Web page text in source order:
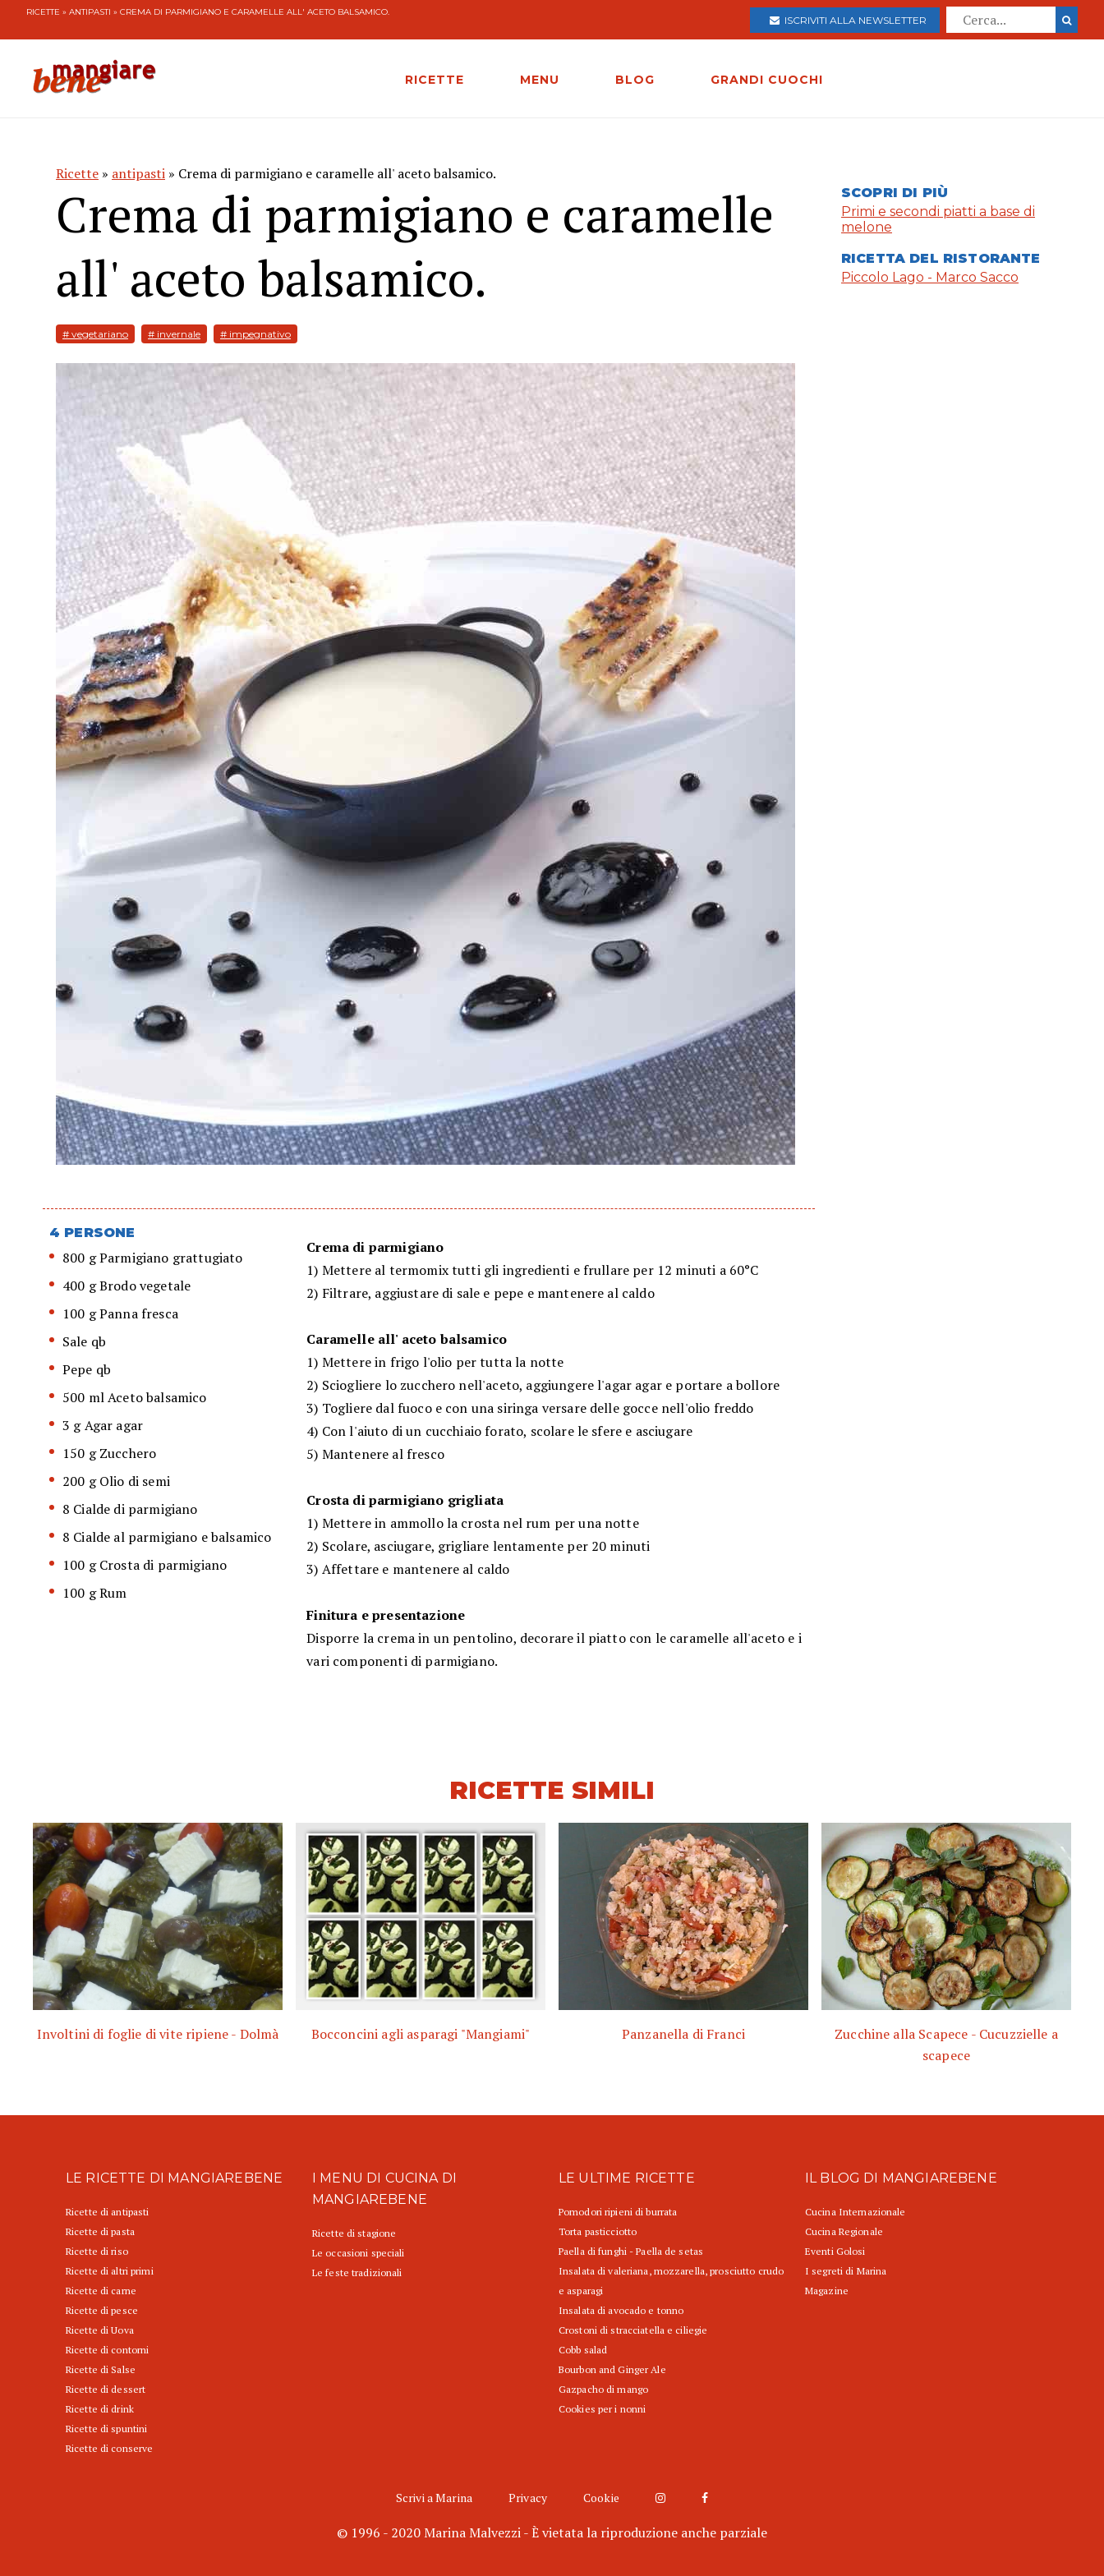
RICETTE » ANTIPASTI » CREMA DI PARMIGIANO E CARAMELLE ALL' ACETO BALSAMICO.
ISCRIVITI ALLA NEWSLETTER
RICETTE MENU BLOG GRANDI CUOCHI
Ricette » antipasti » Crema di parmigiano e caramelle all' aceto balsamico.
Crema di parmigiano e caramelle
all' aceto balsamico.
# vegetariano # invernale # impegnativo
4 PERSONE
800 g Parmigiano grattugiato
400 g Brodo vegetale
100 g Panna fresca
Sale qb
Pepe qb
500 ml Aceto balsamico
3 g Agar agar
150 g Zucchero
200 g Olio di semi
8 Cialde di parmigiano
8 Cialde al parmigiano e balsamico
100 g Crosta di parmigiano
100 g Rum
Crema di parmigiano
1) Mettere al termomix tutti gli ingredienti e frullare per 12 minuti a 60°C
2) Filtrare, aggiustare di sale e pepe e mantenere al caldo
Caramelle all' aceto balsamico
1) Mettere in frigo l'olio per tutta la notte
2) Sciogliere lo zucchero nell'aceto, aggiungere l'agar agar e portare a bollore
3) Togliere dal fuoco e con una siringa versare delle gocce nell'olio freddo
4) Con l'aiuto di un cucchiaio forato, scolare le sfere e asciugare
5) Mantenere al fresco
Crosta di parmigiano grigliata
1) Mettere in ammollo la crosta nel rum per una notte
2) Scolare, asciugare, grigliare lentamente per 20 minuti
3) Affettare e mantenere al caldo
Finitura e presentazione
Disporre la crema in un pentolino, decorare il piatto con le caramelle all'aceto e i
vari componenti di parmigiano.
SCOPRI DI PIÙ
Primi e secondi piatti a base di
melone
RICETTA DEL RISTORANTE
Piccolo Lago - Marco Sacco
RICETTE SIMILI
Involtini di foglie di vite ripiene - Dolmà Bocconcini agli asparagi "Mangiami" Panzanella di Franci
Zucchine alla Scapece - Cucuzzielle a
scapece
LE RICETTE DI MANGIAREBENE
Ricette di antipasti
Ricette di pasta
Ricette di riso
Ricette di altri primi
Ricette di carne
Ricette di pesce
Ricette di Uova
Ricette di contorni
Ricette di Salse
Ricette di dessert
Ricette di drink
Ricette di spuntini
Ricette di conserve
I MENU DI CUCINA DI
MANGIAREBENE
Ricette di stagione
Le occasioni speciali
Le feste tradizionali
LE ULTIME RICETTE
Pomodori ripieni di burrata
Torta pasticciotto
Paella di funghi - Paella de setas
Insalata di valeriana, mozzarella, prosciutto crudo
e asparagi
Insalata di avocado e tonno
Crostoni di stracciatella e ciliegie
Cobb salad
Bourbon and Ginger Ale
Gazpacho di mango
Cookies per i nonni
IL BLOG DI MANGIAREBENE
Cucina Internazionale
Cucina Regionale
Eventi Golosi
I segreti di Marina
Magazine
Scrivi a Marina Privacy Cookie
© 1996 - 2020 Marina Malvezzi - È vietata la riproduzione anche parziale